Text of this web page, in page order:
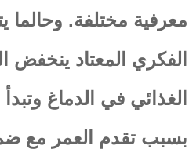
معرفية مختلفة.
الفكري المعتاد ينخفض
الغذائي في الدماغ
بسبب تقدم العمر مع